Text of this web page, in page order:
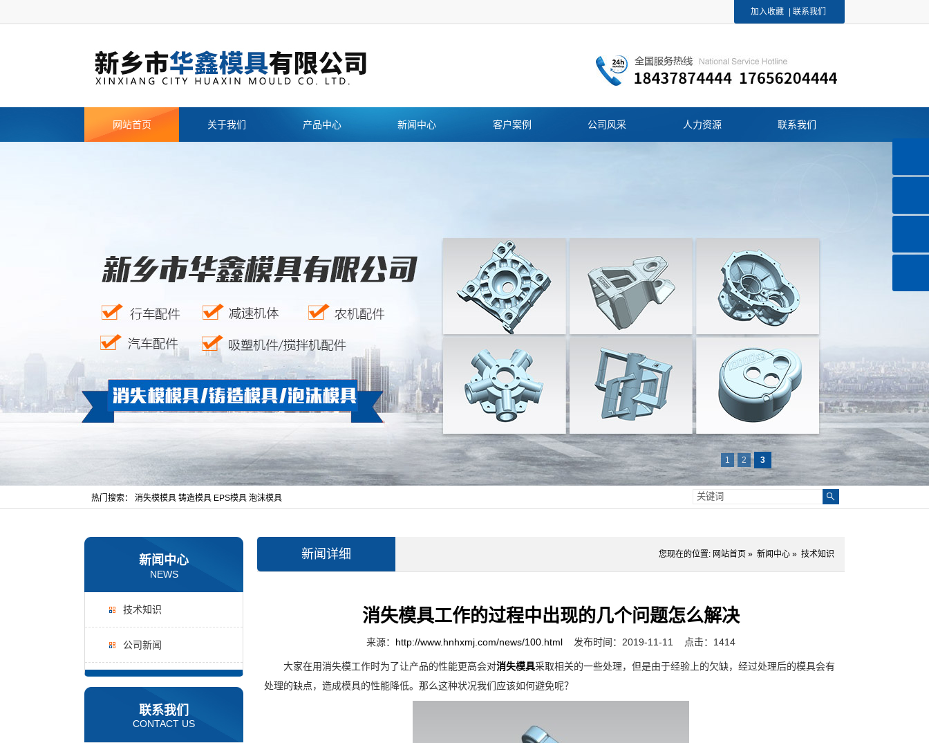
加入收藏 联系我们
网站首页 关于我们 产品中心 新闻中心 客户案例 公司风采 人力资源 联系我们
1 2 3
热门搜索： 消失模模具 铸造模具 EPS模具 泡沫模具
新闻中心
NEWS
技术知识
公司新闻
联系我们
CONTACT US
您现在的位置: 网站首页 » 新闻中心 » 技术知识
新闻详细
消失模具工作的过程中出现的几个问题怎么解决
来源： http://www.hnhxmj.com/news/100.html 发布时间：2019-11-11 点击：1414
大家在用消失模工作时为了让产品的性能更高会对消失模具采取相关的一些处理，但是由于经验上的欠缺，经过处理后的模具会有
处理的缺点，造成模具的性能降低。那么这种状况我们应该如何避免呢？